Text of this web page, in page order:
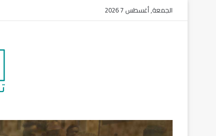
الجمعة, أغسطس 7 2026